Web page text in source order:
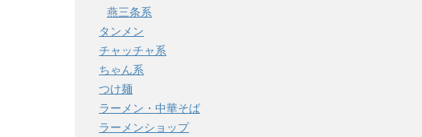
燕三条系
タンメン
チャッチャ系
ちゃん系
つけ麺
ラーメン・中華そば
ラーメンショップ